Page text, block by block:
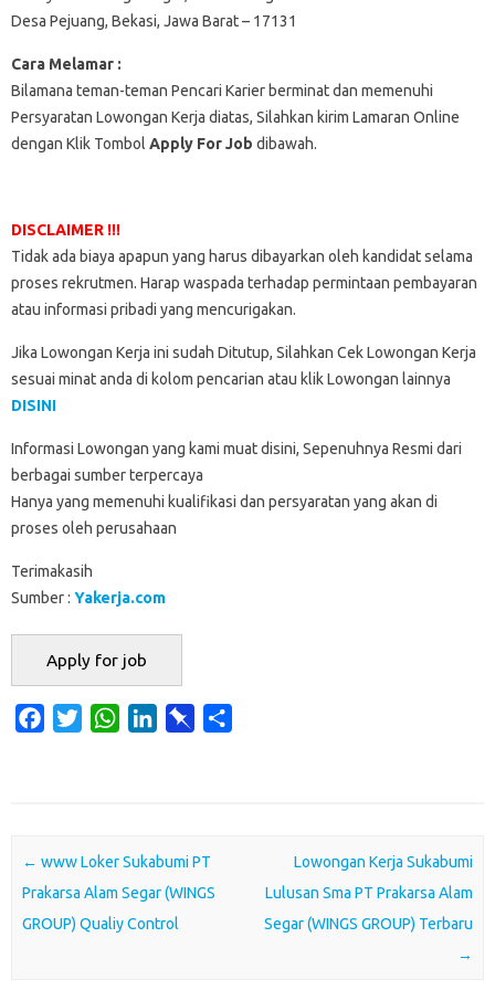
Desa Pejuang, Bekasi, Jawa Barat – 17131
Cara Melamar :
Bilamana teman-teman Pencari Karier berminat dan memenuhi
Persyaratan Lowongan Kerja diatas, Silahkan kirim Lamaran Online
dengan Klik Tombol Apply For Job dibawah.
DISCLAIMER !!!
Tidak ada biaya apapun yang harus dibayarkan oleh kandidat selama
proses rekrutmen. Harap waspada terhadap permintaan pembayaran
atau informasi pribadi yang mencurigakan.
Jika Lowongan Kerja ini sudah Ditutup, Silahkan Cek Lowongan Kerja
sesuai minat anda di kolom pencarian atau klik Lowongan lainnya
DISINI
Informasi Lowongan yang kami muat disini, Sepenuhnya Resmi dari
berbagai sumber terpercaya
Hanya yang memenuhi kualifikasi dan persyaratan yang akan di
proses oleh perusahaan
Terimakasih
Sumber : Yakerja.com
o
o
k
e
r
W
A
p
p
d
I
n
a
r
Post navigation
← www Loker Sukabumi PT
Prakarsa Alam Segar (WINGS
GROUP) Qualiy Control
Lowongan Kerja Sukabumi
Lulusan Sma PT Prakarsa Alam
Segar (WINGS GROUP) Terbaru
→